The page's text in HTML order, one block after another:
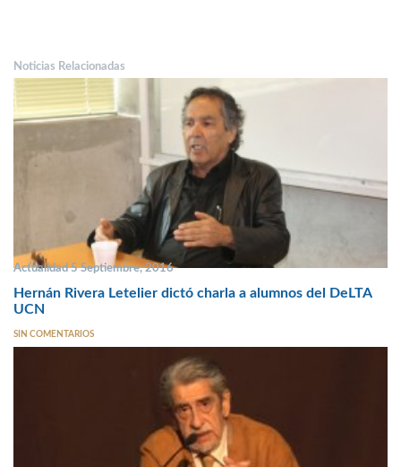
Noticias Relacionadas
Actualidad 5 Septiembre, 2016
Hernán Rivera Letelier dictó charla a alumnos del DeLTA
UCN
SIN COMENTARIOS